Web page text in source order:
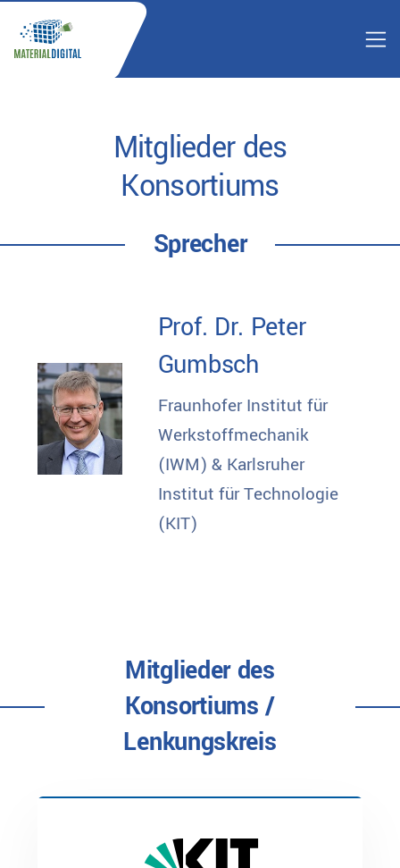
Mitglieder des
Konsortiums
Sprecher
Prof. Dr. Peter
Gumbsch
Fraunhofer Institut für
Werkstoffmechanik
(IWM) & Karlsruher
Institut für Technologie
(KIT)
Mitglieder des
Konsortiums /
Lenkungskreis